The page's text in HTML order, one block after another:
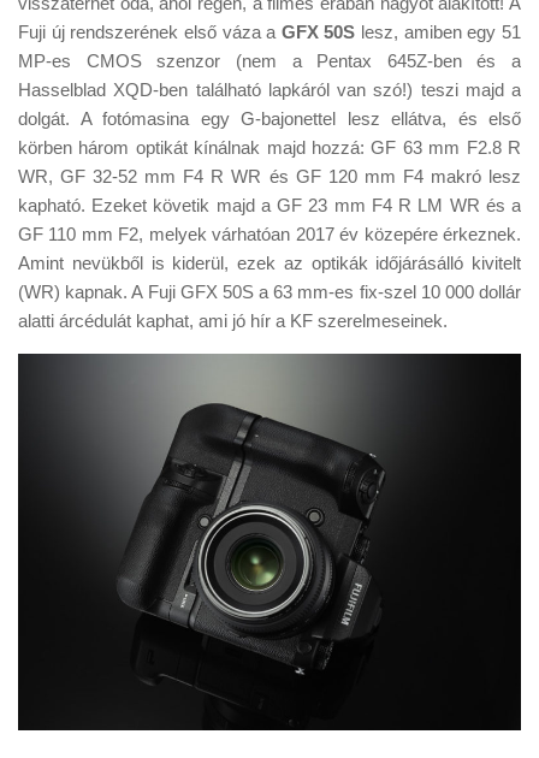
Érdekességek
Helyszíni Riport
E-BB
Fuji új rendszerének első váza a GFX 50S lesz, amiben egy 51
MP-es CMOS szenzor (nem a Pentax 645Z-ben és a
Hasselblad XQD-ben található lapkáról van szó!) teszi majd a
dolgát. A fotómasina egy G-bajonettel lesz ellátva, és első
körben három optikát kínálnak majd hozzá: GF 63 mm F2.8 R
WR, GF 32-52 mm F4 R WR és GF 120 mm F4 makró lesz
kapható. Ezeket követik majd a GF 23 mm F4 R LM WR és a
GF 110 mm F2, melyek várhatóan 2017 év közepére érkeznek.
Amint nevükből is kiderül, ezek az optikák időjárásálló kivitelt
(WR) kapnak. A Fuji GFX 50S a 63 mm-es fix-szel 10 000 dollár
alatti árcédulát kaphat, ami jó hír a KF szerelmeseinek.